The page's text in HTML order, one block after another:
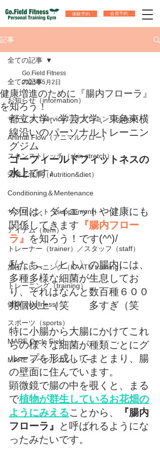
体験予約 会員予約
記事
全ての記事
お知らせ（information）
サービス（service）/オプション（option）
Animal Flow（アニマルフロー）
スキンストレッチ（skin stretch）
栄養と食事（nutrition&diet）
Conditioning＆Mentenance
サプリメント（supplement）
アイテム（item）
トレーナー（trainer）／スタッフ（staff）
加圧トレーニング（KAATU training）
トレーニング（training）
健康（wellness）
スポーツ（sports）
MARE Cycle Field
MARE イベントエントリー
全ての記事
健康増進のために『腸内フローラ』
を知ろう！
Go.Field Fitness
2023年5月2日
都立大学、学芸大学、東急東横
線沿いのパーソナルトレーニン
グジム
ゴーフィールドフィットネスの
水上です♪
今回は、ダイエットや健康にも
関係してきます 『腸内フロー
ラ』 を知ろう！です(^^)/
私たち、〈ヒト〉の腸内には、
多種多様な細菌が生息してお
り、それはなんと数百種６００
兆個以上（笑　　多すぎ（笑
特に小腸から大腸にかけてこれ
らの様々な細菌が種類ごとにグ
ループを形成してまとまり、腸
の壁面に住んでいます。
顕微鏡で腸の中を覗くと、まる
で植物が群生しているお花畑の
ようにみえることから、
『腸内
フローラ』
と呼ばれるようにな
ったみたいです。